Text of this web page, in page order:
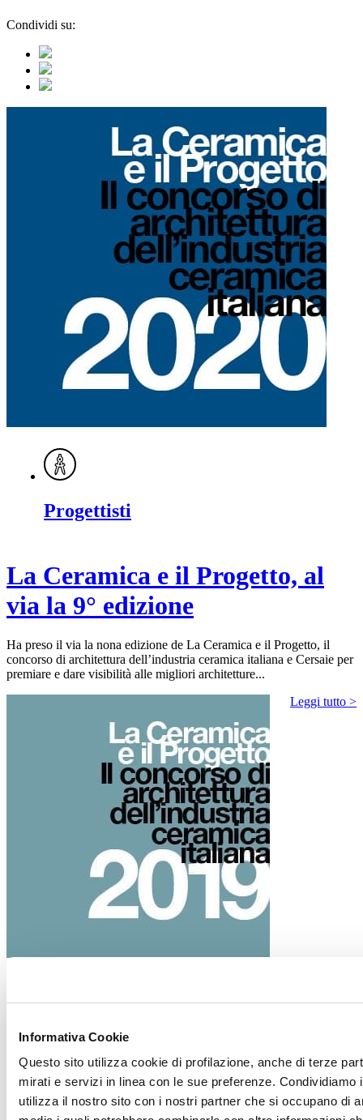
Informativa Cookie
Questo sito utilizza cookie di profilazione, anche di terze
mirati e servizi in linea con le sue preferenze.
utilizza il nostro sito con i nostri partner che si occupano di
Condividi su:
Progettisti
La Ceramica e il Progetto, al
via la 9° edizione
Ha preso il via la nona edizione de La Ceramica e il Progetto, il
concorso di architettura dell’industria ceramica italiana e Cersaie per
premiare e dare visibilità alle migliori architetture...
Leggi tutto >
Progettisti
I vincitori del concorso La